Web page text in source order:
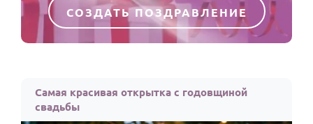
СОЗДАТЬ ПОЗДРАВЛЕНИЕ
Самая красивая открытка с годовщиной
свадьбы